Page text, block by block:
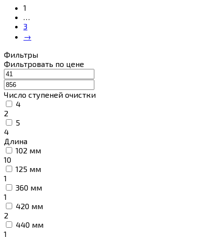
1
…
3
→
Фильтры
Фильтровать по цене
Число ступеней очистки
4
2
5
4
Длина
102 мм
10
125 мм
1
360 мм
1
420 мм
2
440 мм
1